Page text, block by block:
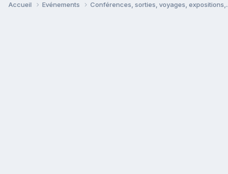
Accueil Evénements Conférences, sorties, voyages,